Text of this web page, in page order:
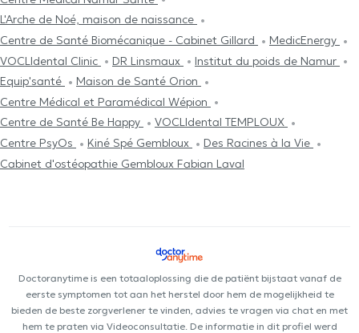
L'Arche de Noé, maison de naissance
Centre de Santé Biomécanique - Cabinet Gillard
MedicEnergy
VOCLIdental Clinic
DR Linsmaux
Institut du poids de Namur
Equip'santé
Maison de Santé Orion
Centre Médical et Paramédical Wépion
Centre de Santé Be Happy
VOCLIdental TEMPLOUX
Centre PsyOs
Kiné Spé Gembloux
Des Racines à la Vie
Cabinet d'ostéopathie Gembloux Fabian Laval
Doctoranytime is een totaaloplossing die de patiënt bijstaat vanaf de
eerste symptomen tot aan het herstel door hem de mogelijkheid te
bieden de beste zorgverlener te vinden, advies te vragen via chat en met
hem te praten via Videoconsultatie. De informatie in dit profiel werd